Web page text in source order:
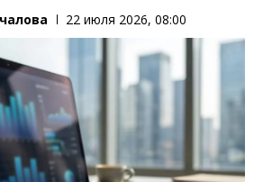
22 июля 2026, 08:00